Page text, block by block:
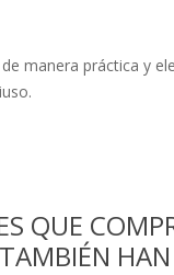
manera práctica y
QUE